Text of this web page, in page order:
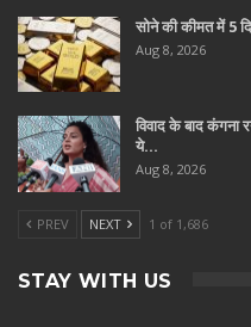
सोने की कीमत में 5
Aug 8, 2026
विवाद के बाद
ये…
Aug 8, 2026
PREV NEXT 1 of 1,686
STAY WITH US